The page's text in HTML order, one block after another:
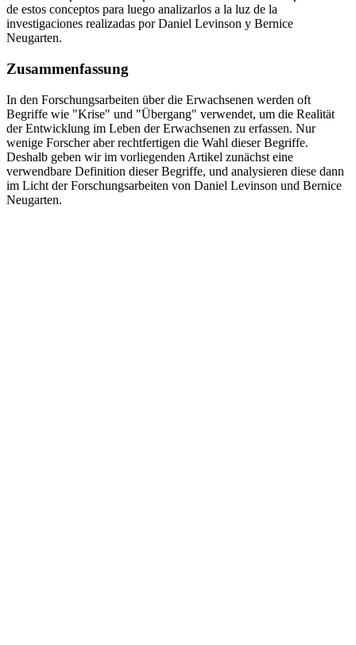
de estos conceptos para luego analizarlos a la luz de la
investigaciones realizadas por Daniel Levinson y Bernice
Neugarten.
Zusammenfassung
In den Forschungsarbeiten über die Erwachsenen werden oft
Begriffe wie "Krise" und "Übergang" verwendet, um die Realität
der Entwicklung im Leben der Erwachsenen zu erfassen. Nur
wenige Forscher aber rechtfertigen die Wahl dieser Begriffe.
Deshalb geben wir im vorliegenden Artikel zunächst eine
verwendbare Definition dieser Begriffe, und analysieren diese dann
im Licht der Forschungsarbeiten von Daniel Levinson und Bernice
Neugarten.